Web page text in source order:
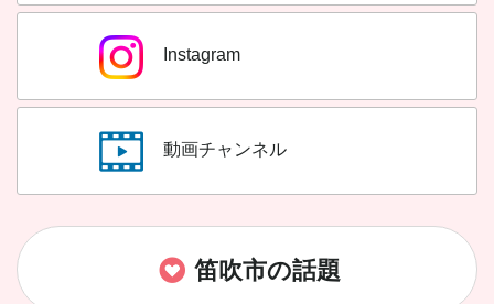
Instagram
動画チャンネル
笛吹市の話題